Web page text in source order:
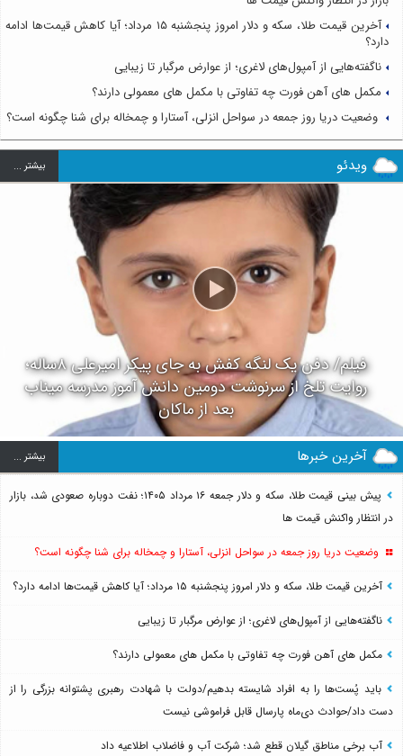
آخرین قیمت طلا، سکه و دلار امروز پنجشنبه ۱۵ مرداد؛ آیا کاهش قیمت‌ها ادامه
دارد؟
ناگفته‌هایی از آمپول‌های لاغری؛ از عوارض مرگبار تا زیبایی
مکمل های آهن فورت چه تفاوتی با مکمل های معمولی دارند؟
وضعیت دریا روز جمعه در سواحل انزلی، آستارا و چمخاله برای شنا چگونه است؟
ویدئو بيشتر ...
فیلم/ دفن یک لنگه کفش به جای پیکر امیرعلی ۸ساله؛
روایت تلخ از سرنوشت دومین دانش آموز مدرسه میناب
بعد از ماکان
آخرین خبرها بيشتر ...
پیش بینی قیمت طلا، سکه و دلار جمعه ۱۶ مرداد ۱۴۰۵؛ نفت دوباره صعودی شد، بازار
در انتظار واکنش قیمت ها
وضعیت دریا روز جمعه در سواحل انزلی، آستارا و چمخاله برای شنا چگونه است؟
آخرین قیمت طلا، سکه و دلار امروز پنجشنبه ۱۵ مرداد؛ آیا کاهش قیمت‌ها ادامه دارد؟
ناگفته‌هایی از آمپول‌های لاغری؛ از عوارض مرگبار تا زیبایی
مکمل های آهن فورت چه تفاوتی با مکمل های معمولی دارند؟
باید پُست‌ها را به افراد شایسته بدهیم/دولت با شهادت رهبری پشتوانه بزرگی را از
دست داد/حوادث دی‌ماه پارسال قابل فراموشی نیست
آب برخی مناطق گیلان قطع شد؛ شرکت آب و فاضلاب اطلاعیه داد